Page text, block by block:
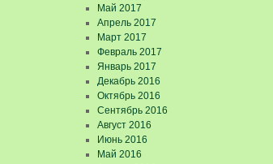
Май 2017
Апрель 2017
Март 2017
Февраль 2017
Январь 2017
Декабрь 2016
Октябрь 2016
Сентябрь 2016
Август 2016
Июнь 2016
Май 2016